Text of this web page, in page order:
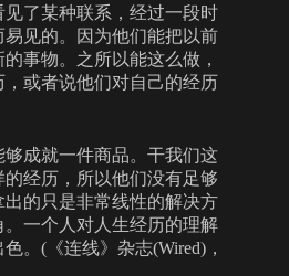
了某种联系，经过一段时
见的。因为他们能把以前
事物。之所以能这么做，
或者说他们对自己的经历
成就一件商品。干我们这
经历，所以他们没有足够
的只是非常线性的解决方
一个人对人生经历的理解
。(《连线》杂志(Wired)，